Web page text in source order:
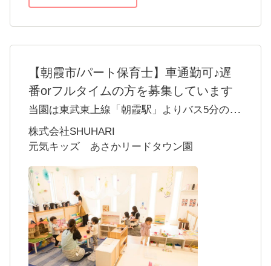
【朝霞市/パート保育士】車通勤可♪遅
番orフルタイムの方を募集しています
当園は東武東上線「朝霞駅」よりバス5分のと
ころにある、0歳から2歳まで定員19名の小規
模保育園です。パートの保育士として一緒に
働いていただける方を募集しています。
・有給有（就業日数により法定通り付与）
・希望日は事前申請あればお休み可
・残業ほぼなし
株式会社SHUHARI
元気キッズ あさかリードタウン園